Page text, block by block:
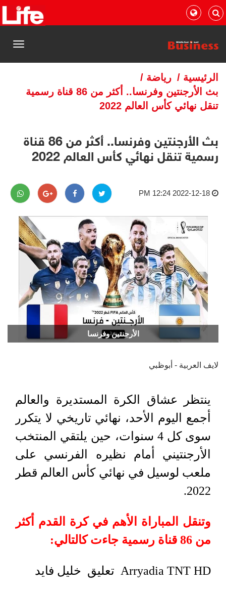
القائمة
الرئيسية / رياضة /
بث الأرجنتين وفرنسا.. أكثر من 86 قناة رسمية
تنقل نهائي كأس العالم 2022
بث الأرجنتين وفرنسا.. أكثر من 86 قناة
رسمية تنقل نهائي كأس العالم 2022
2022-12-18 12:24 PM
الأرجنتين وفرنسا
لايف العربية - أبوظبي
ينتظر عشاق الكرة المستديرة والعالم
أجمع اليوم الأحد، نهائي تاريخي لا يتكرر
سوى كل 4 سنوات، حين يلتقي المنتخب
الأرجنتيني أمام نظيره الفرنسي على
ملعب لوسيل في نهائي كأس العالم قطر
2022.
وتنقل المباراة الأهم في كرة القدم أكثر
من 86 قناة رسمية جاءت كالتالي:
Arryadia TNT HD تعليق خليل فايد